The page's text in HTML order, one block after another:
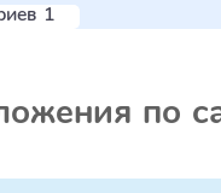
1
по